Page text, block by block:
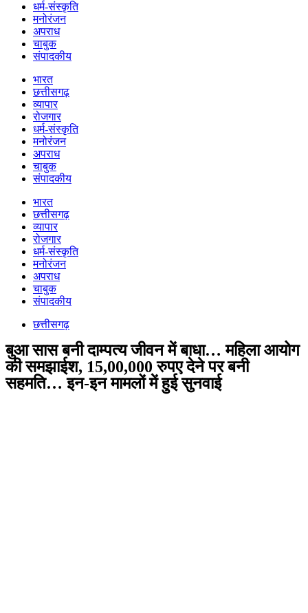
धर्म-संस्कृति
मनोरंजन
अपराध
चाबुक
संपादकीय
भारत
छत्तीसगढ़
व्यापार
रोजगार
धर्म-संस्कृति
मनोरंजन
अपराध
चाबुक
संपादकीय
भारत
छत्तीसगढ़
व्यापार
रोजगार
धर्म-संस्कृति
मनोरंजन
अपराध
चाबुक
संपादकीय
छत्तीसगढ़
बुआ सास बनी दाम्पत्य जीवन में बाधा… महिला आयोग
की समझाईश, 15,00,000 रुपए देने पर बनी
सहमति… इन-इन मामलों में हुई सुनवाई